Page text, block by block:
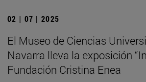
02 | 07 | 2025
El Museo de Ciencias
Navarra lleva la exposición
Fundación Cristina Enea